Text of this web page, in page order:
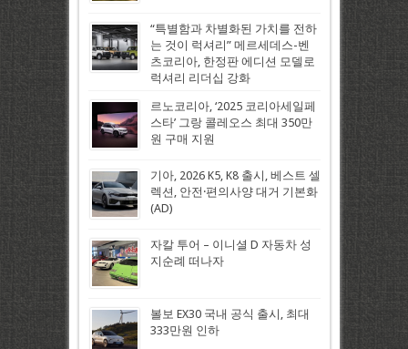
“특별함과 차별화된 가치를 전하
는 것이 럭셔리” 메르세데스-벤
츠코리아, 한정판 에디션 모델로
럭셔리 리더십 강화
르노코리아, ‘2025 코리아세일페
스타’ 그랑 콜레오스 최대 350만
원 구매 지원
기아, 2026 K5, K8 출시, 베스트 셀
렉션, 안전·편의사양 대거 기본화
(AD)
자칼 투어 – 이니셜 D 자동차 성
지순례 떠나자
볼보 EX30 국내 공식 출시, 최대
333만원 인하